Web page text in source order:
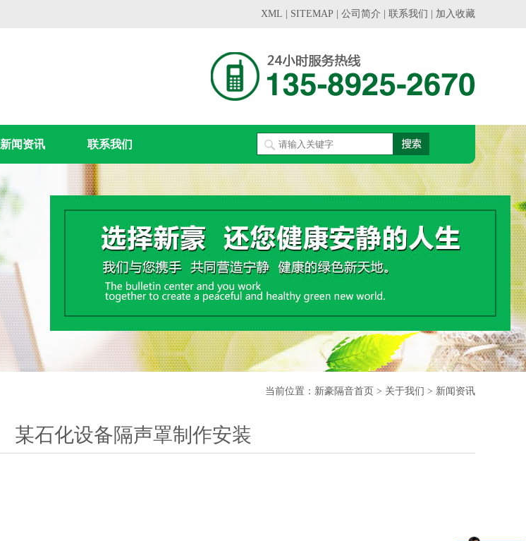
XML SITEMAP 公司简介 联系我们 加入收藏
新闻资讯 联系我们
当前位置： 新豪隔音首页 > 关于我们 > 新闻资讯
某石化设备隔声罩制作安装